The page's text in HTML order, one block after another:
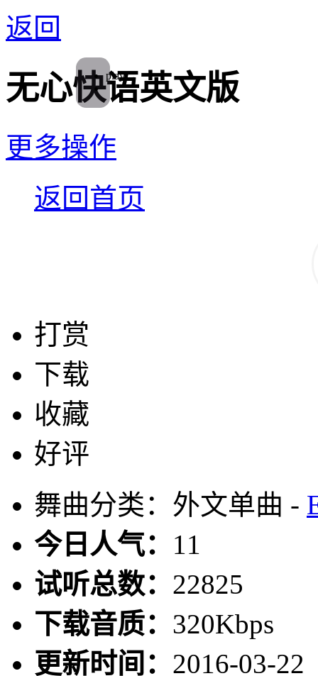
返回
无心快语英文版
更多操作
返回首页
打赏
下载
收藏
好评
舞曲分类：外文单曲 -
今日人气： 11
试听总数： 22825
下载音质： 320Kbps
更新时间： 2016-03-22
play